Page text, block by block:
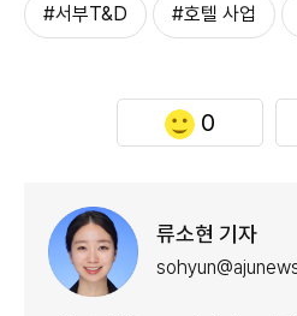
#서부T&D #호텔 사업
0
류소현 기자